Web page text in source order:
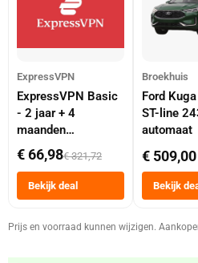
ExpressVPN
ExpressVPN Basic
- 2 jaar + 4
maanden
abonnement
€ 66,98€ 321,72
Bekijk deal
Broekhuis
Ford
ST-line
automaat
€ 509,00
Bekijk
Prijs en voorraad kunnen wijzigen.